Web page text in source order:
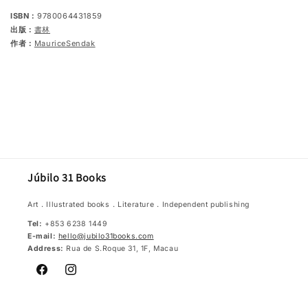
ISBN： 9780064431859
出版： 書林
作者： MauriceSendak
Júbilo 31 Books
Art．Illustrated books．Literature．Independent publishing
Tel: +853 6238 1449
E-mail: hello@jubilo31books.com
Address: Rua de S.Roque 31, 1F, Macau
FacebookInstagram